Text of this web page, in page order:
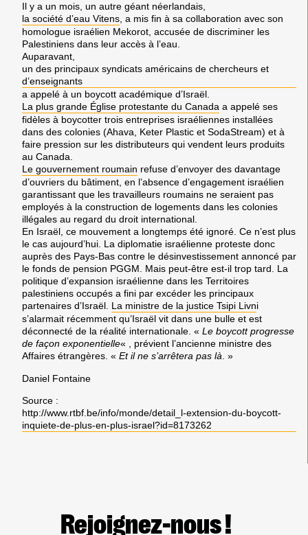
Il y a un mois, un autre géant néerlandais,
la société d’eau Vitens , a mis fin à sa collaboration avec son
homologue israélien Mekorot, accusée de discriminer les
Palestiniens dans leur accès à l’eau.
Auparavant,
un des principaux syndicats américains de chercheurs et
d’enseignants
a appelé à un boycott académique d’Israël.
La plus grande Église protestante du Canada a appelé ses
fidèles à boycotter trois entreprises israéliennes installées
dans des colonies (Ahava, Keter Plastic et SodaStream) et à
faire pression sur les distributeurs qui vendent leurs produits
au Canada.
Le gouvernement roumain refuse d’envoyer des davantage
d’ouvriers du bâtiment, en l’absence d’engagement israélien
garantissant que les travailleurs roumains ne seraient pas
employés à la construction de logements dans les colonies
illégales au regard du droit international.
En Israël, ce mouvement a longtemps été ignoré. Ce n’est plus
le cas aujourd’hui. La diplomatie israélienne proteste donc
auprès des Pays-Bas contre le désinvestissement annoncé par
le fonds de pension PGGM. Mais peut-être est-il trop tard. La
politique d’expansion israélienne dans les Territoires
palestiniens occupés a fini par excéder les principaux
partenaires d’Israël. La ministre de la justice Tsipi Livni
s’alarmait récemment qu’Israël vit dans une bulle et est
déconnecté de la réalité internationale. « Le boycott progresse
de façon exponentielle« , prévient l’ancienne ministre des
Affaires étrangères. « Et il ne s’arrêtera pas là . »
Daniel Fontaine
Source :
http://www.rtbf.be/info/monde/detail_l-extension-du-boycott-
inquiete-de-plus-en-plus-israel?id=8173262
Rejoignez-nous !